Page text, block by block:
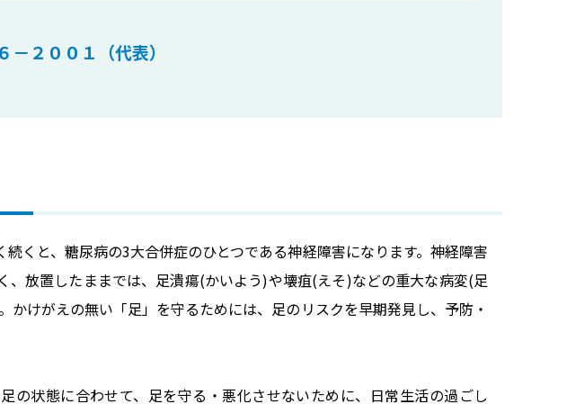
２００１（代表）
くと、糖尿病の3大合併症のひとつである神経障害になります。神経障害
、放置したままでは、足潰瘍(かいよう)や壊疽(えそ)などの重大な病変(足
かけがえの無い「足」を守るためには、足のリスクを早期発見し、予防・
の状態に合わせて、足を守る・悪化させないために、日常生活の過ごし